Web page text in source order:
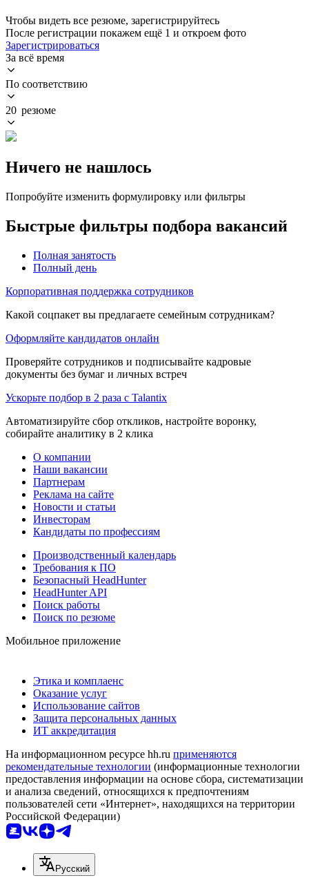
Чтобы видеть все резюме, зарегистрируйтесь
После регистрации покажем ещё 1 и откроем фото
Зарегистрироваться
За всё время
По соответствию
20 резюме
Ничего не нашлось
Попробуйте изменить формулировку или фильтры
Быстрые фильтры подбора вакансий
Полная занятость
Полный день
Корпоративная поддержка сотрудников
Какой соцпакет вы предлагаете семейным сотрудникам?
Оформляйте кандидатов онлайн
Проверяйте сотрудников и подписывайте кадровые
документы без бумаг и личных встреч
Ускорьте подбор в 2 раза с Talantix
Автоматизируйте сбор откликов, настройте воронку,
собирайте аналитику в 2 клика
О компании
Наши вакансии
Партнерам
Реклама на сайте
Новости и статьи
Инвесторам
Кандидаты по профессиям
Производственный календарь
Требования к ПО
Безопасный HeadHunter
HeadHunter API
Поиск работы
Поиск по резюме
Мобильное приложение
Этика и комплаенс
Оказание услуг
Использование сайтов
Защита персональных данных
ИТ аккредитация
На информационном ресурсе hh.ru применяются
рекомендательные технологии (информационные технологии
предоставления информации на основе сбора, систематизации
и анализа сведений, относящихся к предпочтениям
пользователей сети «Интернет», находящихся на территории
Российской Федерации)
Русский